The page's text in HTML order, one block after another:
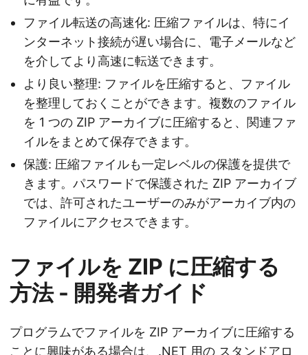
ファイル転送の高速化: 圧縮ファイルは、特にイ
ンターネット接続が遅い場合に、電子メールなど
を介してより高速に転送できます。
より良い整理: ファイルを圧縮すると、ファイル
を整理しておくことができます。複数のファイル
を 1 つの ZIP アーカイブに圧縮すると、関連ファ
イルをまとめて保存できます。
保護: 圧縮ファイルも一定レベルの保護を提供で
きます。パスワードで保護された ZIP アーカイブ
では、許可されたユーザーのみがアーカイブ内の
ファイルにアクセスできます。
ファイルを ZIP に圧縮する
方法 - 開発者ガイド
プログラムでファイルを ZIP アーカイブに圧縮する
ことに興味がある場合は、.NET 用の スタンドアロ